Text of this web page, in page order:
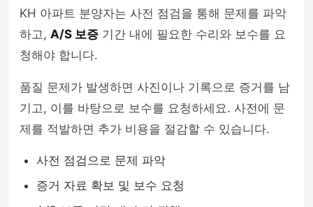
KH 아파트 분양자는 사전 점검을 통해 문제를 파악
하고, A/S 보증 기간 내에 필요한 수리와 보수를 요
청해야 합니다.
품질 문제가 발생하면 사진이나 기록으로 증거를 남
기고, 이를 바탕으로 보수를 요청하세요. 사전에 문
제를 적발하면 추가 비용을 절감할 수 있습니다.
사전 점검으로 문제 파악
증거 자료 확보 및 보수 요청